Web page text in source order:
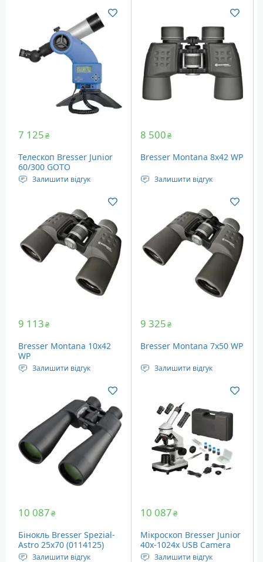
Збільшення мікроскопа:
Збільшення окуляра: 10х,
Вага: 0.79 кг
Збільшення мікроскопа:
Збільшення окуляра: 10х,
20x
Вага: 0.79 кг
7 125₴
Телескоп Bresser Junior
60/300 GOTO
Залишити відгук
Діаметр об'єктива: 60 ​​мм
Монтування:
Азімутальне,
моторизоване
8 500₴
Bresser Montana 8x42 WP
Залишити відгук
Тип призм: Porro
Діаметр об'єктива: 42 мм
Кратність наближення:
8x
9 113₴
Bresser Montana 10x42
WP
Залишити відгук
Діаметр об'єктива: 42 мм
Кратність наближення:
10x
9 325₴
Bresser Montana 7x50 WP
Залишити відгук
Діаметр об'єктива: 50 мм
Кратність наближення:
10 087₴
Бінокль Bresser Spezial-
Astro 25x70 (0114125)
Залишити відгук
10 087₴
Мікроскоп Bresser Junior
40x-1024x USB Camera
(8855000)
Залишити відгук